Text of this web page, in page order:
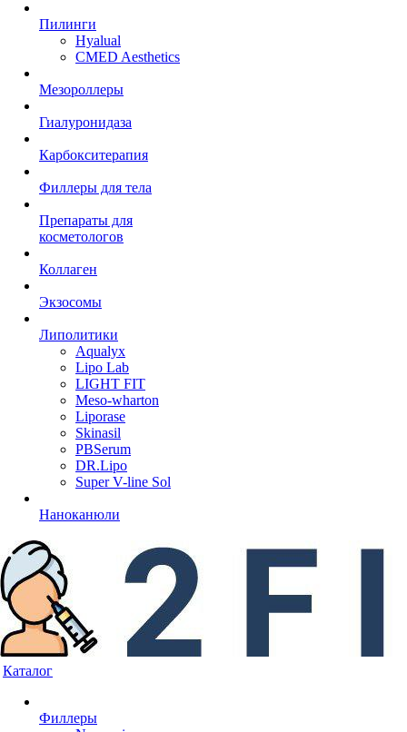
Пилинги
Hyalual
CMED Aesthetics
Мезороллеры
Гиалуронидаза
Карбокситерапия
Филлеры для тела
Препараты для
косметологов
Коллаген
Экзосомы
Липолитики
Aqualyx
Lipo Lab
LIGHT FIT
Meso-wharton
Liporase
Skinasil
PBSerum
DR.Lipo
Super V-line Sol
Наноканюли
Каталог
Филлеры